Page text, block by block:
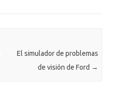
El simulador de problemas
de visión de Ford →